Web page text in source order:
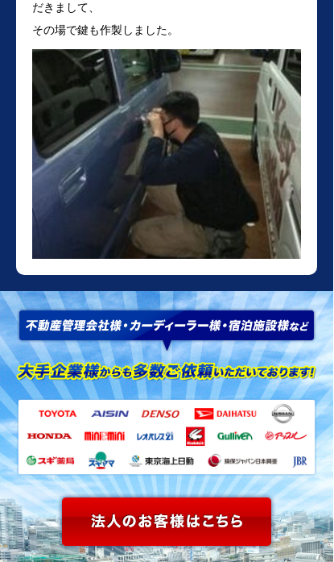
だきまして、
その場で鍵も作製しました。